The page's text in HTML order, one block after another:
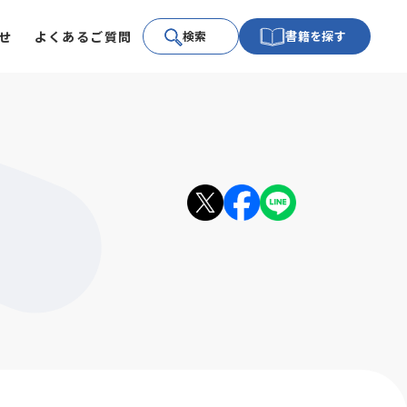
よくあるご質問 検索 書籍を探す